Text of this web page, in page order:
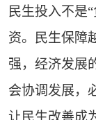
民生投入不是
资。民生保障
强，经济发展
会协调发展，
让民生改善成